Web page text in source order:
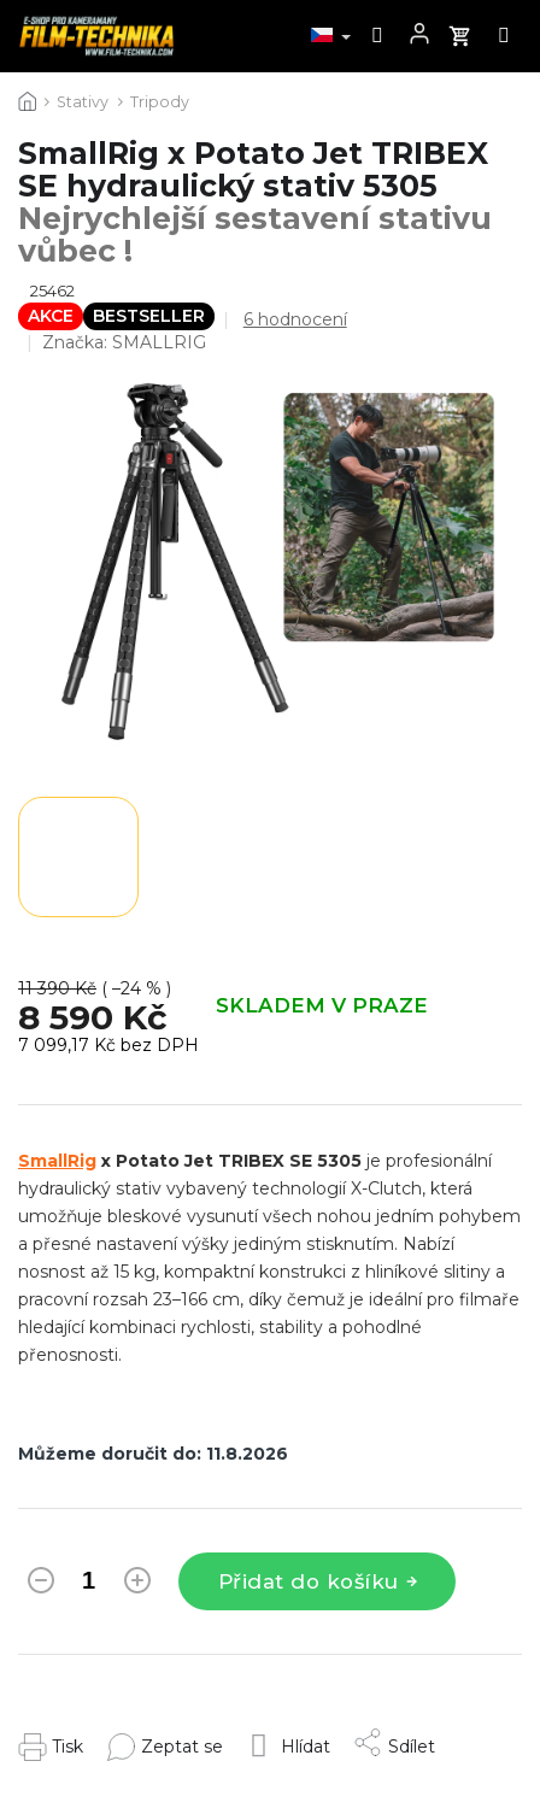
na
Stativy Tripody
SmallRig x Potato Jet TRIBEX
SE hydraulický stativ 5305
Nejrychlejší sestavení stativu
vůbec !
25462
AKCE BESTSELLER
Průměrné
hvězdiček.
6 hodnocení
Značka: SMALLRIG
11 390 Kč ( –24 % )
8 590 Kč SKLADEM V PRAZE
7 099,17 Kč bez DPH
cena:
Můžeme doručit do: 11.8.2026
Přidat do košíku
SmallRig x Potato Jet TRIBEX SE 5305 je profesionální
hydraulický stativ vybavený technologií X-Clutch, která
umožňuje bleskové vysunutí všech nohou jedním pohybem
a přesné nastavení výšky jediným stisknutím. Nabízí
nosnost až 15 kg, kompaktní konstrukci z hliníkové slitiny a
pracovní rozsah 23–166 cm, díky čemuž je ideální pro filmaře
hledající kombinaci rychlosti, stability a pohodlné
přenosnosti.
Tisk Zeptat se Hlídat Sdílet